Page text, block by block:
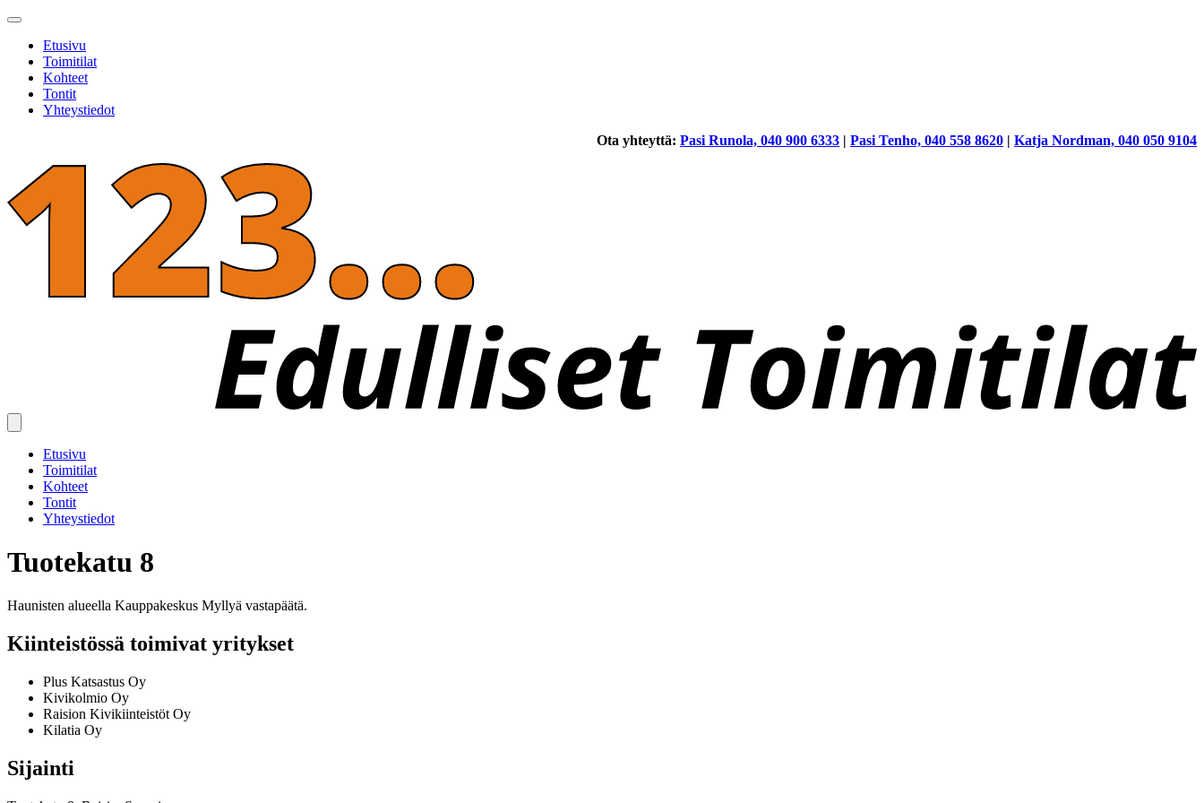
Etusivu
Toimitilat
Kohteet
Tontit
Yhteystiedot
Ota yhteyttä: Pasi Runola, 040 900 6333 | Pasi Tenho, 040 558 8620 | Katja Nordman, 040 050 9104
Etusivu
Toimitilat
Kohteet
Tontit
Yhteystiedot
Tuotekatu 8
Haunisten alueella Kauppakeskus Myllyä vastapäätä.
Kiinteistössä toimivat yritykset
Plus Katsastus Oy
Kivikolmio Oy
Raision Kivikiinteistöt Oy
Kilatia Oy
Sijainti